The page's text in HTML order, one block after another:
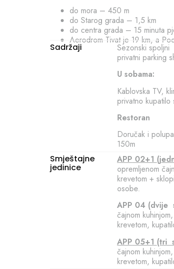
do mora – 450 m
do Starog grada – 1,5 km
do centra grada – 15 minuta
Aerodrom Tivat je 19 km, a
Sadržaji
Sezonski
privatni parking
U sobama:
Kablovska TV,
privatno
Restoran
Doručak i
150m
Smještajne
jedinice
АРР 02+1
opremljenom
krevetom +
osobe.
АРР 04 (dvije
čajnom
krevetom,
АРР 05+1 (tri
čajnom
krevetom,